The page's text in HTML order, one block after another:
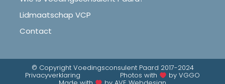
Lidmaatschap VCP
Contact
© Copyright Voedingsconsulent Paard 2017-2024
Privacyverklaring Photos with by VGGO